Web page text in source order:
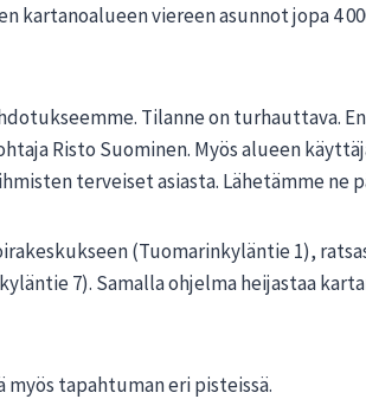
kartanoalueen viereen asunnot jopa 4
Tilanne on turhauttava.
Risto Suominen. Myös alueen
terveiset asiasta. Lähetämme ne
(Tuomarinkyläntie 1),
7). Samalla ohjelma heijastaa
tapahtuman eri pisteissä.